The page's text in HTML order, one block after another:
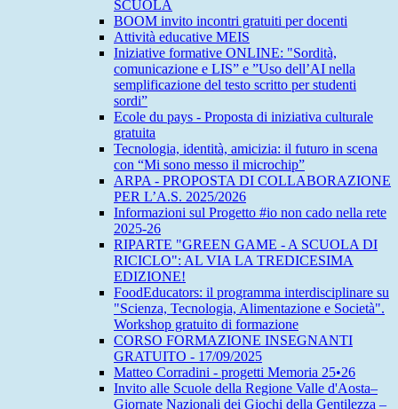
SCUOLA
BOOM invito incontri gratuiti per docenti
Attività educative MEIS
Iniziative formative ONLINE: "Sordità,
comunicazione e LIS” e ”Uso dell’AI nella
semplificazione del testo scritto per studenti
sordi”
Ecole du pays - Proposta di iniziativa culturale
gratuita
Tecnologia, identità, amicizia: il futuro in scena
con “Mi sono messo il microchip”
ARPA - PROPOSTA DI COLLABORAZIONE
PER L’A.S. 2025/2026
Informazioni sul Progetto #io non cado nella rete
2025-26
RIPARTE "GREEN GAME - A SCUOLA DI
RICICLO": AL VIA LA TREDICESIMA
EDIZIONE!
FoodEducators: il programma interdisciplinare su
"Scienza, Tecnologia, Alimentazione e Società".
Workshop gratuito di formazione
CORSO FORMAZIONE INSEGNANTI
GRATUITO - 17/09/2025
Matteo Corradini - progetti Memoria 25•26
Invito alle Scuole della Regione Valle d'Aosta–
Giornate Nazionali dei Giochi della Gentilezza –